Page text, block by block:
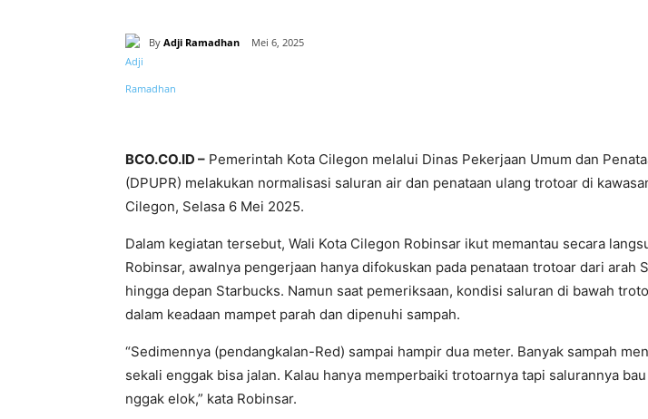
By Adji Ramadhan Mei 6, 2025
Bagikan
BCO.CO.ID – Pemerintah Kota Cilegon melalui Dinas Pekerjaan Umum dan
(DPUPR) melakukan normalisasi saluran air dan penataan ulang trotoar di
Cilegon, Selasa 6 Mei 2025.
Dalam kegiatan tersebut, Wali Kota Cilegon Robinsar ikut memantau secara
Robinsar, awalnya pengerjaan hanya difokuskan pada penataan trotoar dari arah
hingga depan Starbucks. Namun saat pemeriksaan, kondisi saluran di bawah
dalam keadaan mampet parah dan dipenuhi sampah.
“Sedimennya (pendangkalan-Red) sampai hampir dua meter. Banyak sampah
sekali enggak bisa jalan. Kalau hanya memperbaiki trotoarnya tapi salurannya
nggak elok,” kata Robinsar.